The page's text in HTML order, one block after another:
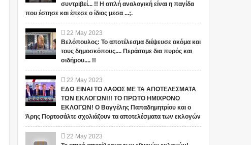
συντριβεί... !! Η απλή αναλογική είναι η παγίδα
που έστησε και έπεσε ο ίδιος μεσα ...;.
22 May 2023
Βελόπουλος: Το αποτέλεσμα διέψευσε ακόμα και
τους δημοσκόπους.... Περάσαμε δια πυρός και
σιδήρου.... !!
22 May 2023
ΕΔΩ ΕΙΝΑΙ ΤΟ ΛΑΘΟΣ ΜΕ ΤΑ ΑΠΟΤΕΛΕΣΜΑΤΑ
ΤΩΝ ΕΚΛΟΓΩΝ!!! ΤΟ ΠΡΩΤΟ ΗΜΙΧΡΟΝΟ
ΕΚΛΟΓΩΝ! Ο Βαγγέλης Παπαδημητρίου και ο
Άρης Πορτοσάλτε σχολιάζουν τα αποτελέσματα των εκλογών
22 May 2023